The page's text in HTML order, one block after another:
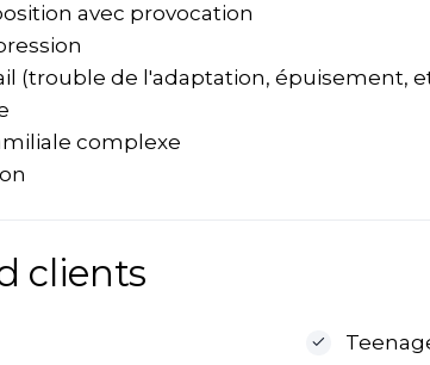
avec provocation
(trouble de l'adaptation, épuisement,
complexe
clients